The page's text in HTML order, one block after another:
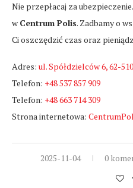
Nie przepłacaj za
wCentrum Polis. Zadbamy o
Ci oszczędzić czas oraz
Adres: ul. Spółdzielców 6, 62-
Telefon: +48 537 857 909
Telefon: +48 663 714 309
Strona internetowa:
2025-11-04 0